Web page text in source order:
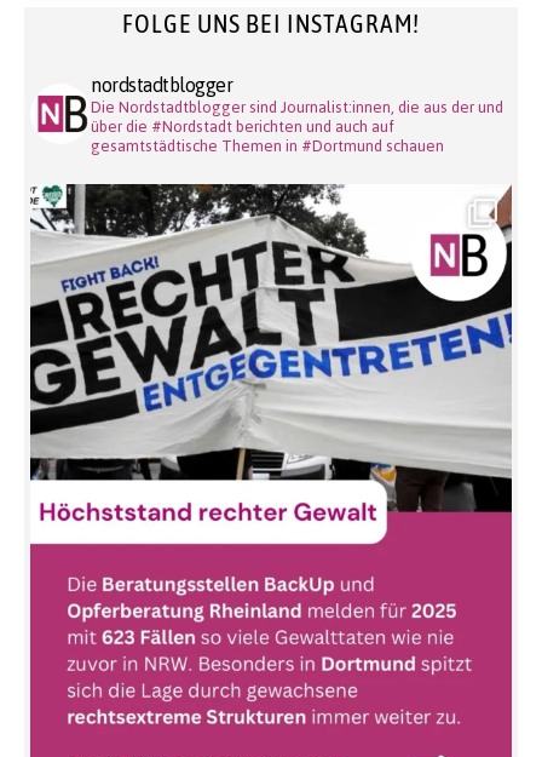
FOLGE UNS BEI INSTAGRAM!
nordstadtblogger
Die Nordstadtblogger sind Journalist:innen, die aus der und
über die #Nordstadt berichten und auch auf
gesamtstädtische Themen in #Dortmund schauen